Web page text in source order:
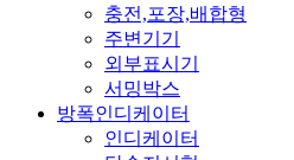
충전,포장,배합형
주변기기
외부표시기
서밍박스
방폭인디케이터
인디케이터